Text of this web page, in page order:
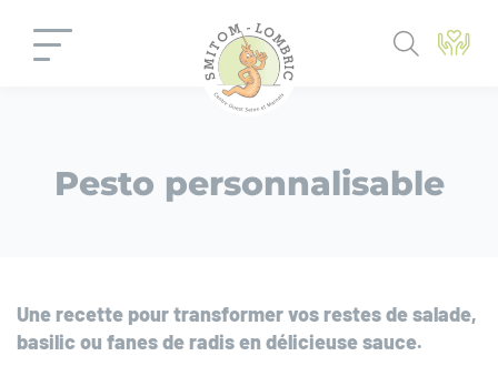
Pesto personnalisable
Une recette pour transformer vos restes de salade,
basilic ou fanes de radis en délicieuse sauce.